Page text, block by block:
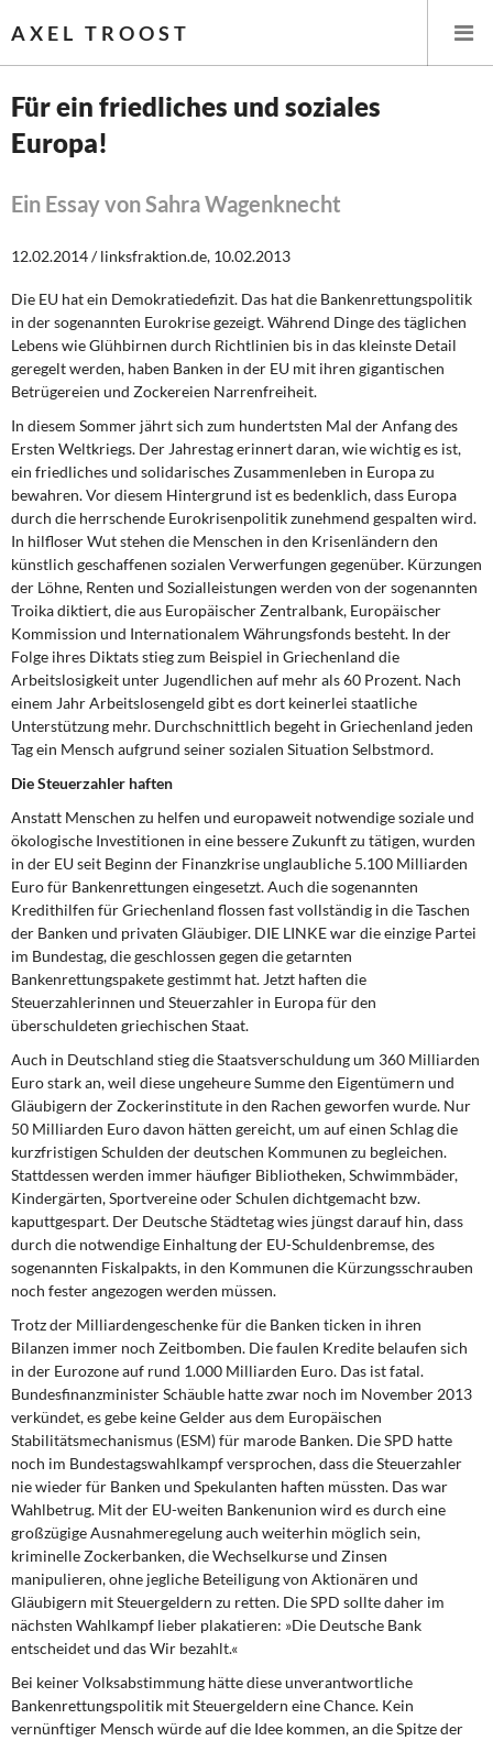
AXEL TROOST
Startseite
Themen
Leitlinien linker Wirtschafts- und Finanzpolitik
Wirtschaftspolitik
Steuer- und Finanzpolitik
Öffentliche Infrastruktur und Daseinsvorsorge
Eurokrise und Griechenland
DIE LINKE
Weitere Themen
Memo-Gruppe
Institut Solidarische Moderne
Rosa-Luxemburg-Stiftung
Über mich
Kontakt
Für ein friedliches und soziales
Europa!
Ein Essay von Sahra Wagenknecht
12.02.2014 / linksfraktion.de, 10.02.2013
Die EU hat ein Demokratiedefizit. Das hat die Bankenrettungspolitik
in der sogenannten Eurokrise gezeigt. Während Dinge des täglichen
Lebens wie Glühbirnen durch Richtlinien bis in das kleinste Detail
geregelt werden, haben Banken in der EU mit ihren gigantischen
Betrügereien und Zockereien Narrenfreiheit.
In diesem Sommer jährt sich zum hundertsten Mal der Anfang des
Ersten Weltkriegs. Der Jahrestag erinnert daran, wie wichtig es ist,
ein friedliches und solidarisches Zusammenleben in Europa zu
bewahren. Vor diesem Hintergrund ist es bedenklich, dass Europa
durch die herrschende Eurokrisenpolitik zunehmend gespalten wird.
In hilfloser Wut stehen die Menschen in den Krisenländern den
künstlich geschaffenen sozialen Verwerfungen gegenüber. Kürzungen
der Löhne, Renten und Sozialleistungen werden von der sogenannten
Troika diktiert, die aus Europäischer Zentralbank, Europäischer
Kommission und Internationalem Währungsfonds besteht. In der
Folge ihres Diktats stieg zum Beispiel in Griechenland die
Arbeitslosigkeit unter Jugendlichen auf mehr als 60 Prozent. Nach
einem Jahr Arbeitslosengeld gibt es dort keinerlei staatliche
Unterstützung mehr. Durchschnittlich begeht in Griechenland jeden
Tag ein Mensch aufgrund seiner sozialen Situation Selbstmord.
Die Steuerzahler haften
Anstatt Menschen zu helfen und europaweit notwendige soziale und
ökologische Investitionen in eine bessere Zukunft zu tätigen, wurden
in der EU seit Beginn der Finanzkrise unglaubliche 5.100 Milliarden
Euro für Bankenrettungen eingesetzt. Auch die sogenannten
Kredithilfen für Griechenland flossen fast vollständig in die Taschen
der Banken und privaten Gläubiger. DIE LINKE war die einzige Partei
im Bundestag, die geschlossen gegen die getarnten
Bankenrettungspakete gestimmt hat. Jetzt haften die
Steuerzahlerinnen und Steuerzahler in Europa für den
überschuldeten griechischen Staat.
Auch in Deutschland stieg die Staatsverschuldung um 360 Milliarden
Euro stark an, weil diese ungeheure Summe den Eigentümern und
Gläubigern der Zockerinstitute in den Rachen geworfen wurde. Nur
50 Milliarden Euro davon hätten gereicht, um auf einen Schlag die
kurzfristigen Schulden der deutschen Kommunen zu begleichen.
Stattdessen werden immer häufiger Bibliotheken, Schwimmbäder,
Kindergärten, Sportvereine oder Schulen dichtgemacht bzw.
kaputtgespart. Der Deutsche Städtetag wies jüngst darauf hin, dass
durch die notwendige Einhaltung der EU-Schuldenbremse, des
sogenannten Fiskalpakts, in den Kommunen die Kürzungsschrauben
noch fester angezogen werden müssen.
Trotz der Milliardengeschenke für die Banken ticken in ihren
Bilanzen immer noch Zeitbomben. Die faulen Kredite belaufen sich
in der Eurozone auf rund 1.000 Milliarden Euro. Das ist fatal.
Bundesfinanzminister Schäuble hatte zwar noch im November 2013
verkündet, es gebe keine Gelder aus dem Europäischen
Stabilitätsmechanismus (ESM) für marode Banken. Die SPD hatte
noch im Bundestagswahlkampf versprochen, dass die Steuerzahler
nie wieder für Banken und Spekulanten haften müssten. Das war
Wahlbetrug. Mit der EU-weiten Bankenunion wird es durch eine
großzügige Ausnahmeregelung auch weiterhin möglich sein,
kriminelle Zockerbanken, die Wechselkurse und Zinsen
manipulieren, ohne jegliche Beteiligung von Aktionären und
Gläubigern mit Steuergeldern zu retten. Die SPD sollte daher im
nächsten Wahlkampf lieber plakatieren: »Die Deutsche Bank
entscheidet und das Wir bezahlt.«
Bei keiner Volksabstimmung hätte diese unverantwortliche
Bankenrettungspolitik mit Steuergeldern eine Chance. Kein
vernünftiger Mensch würde auf die Idee kommen, an die Spitze der